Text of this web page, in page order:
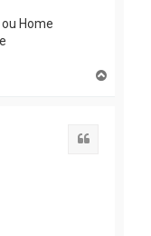
Home